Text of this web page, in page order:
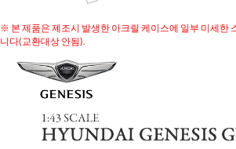
※ 본 제품은 제조시 발생한 아크릴 케이스에 일부 미세한
니다(교환대상 안됨).